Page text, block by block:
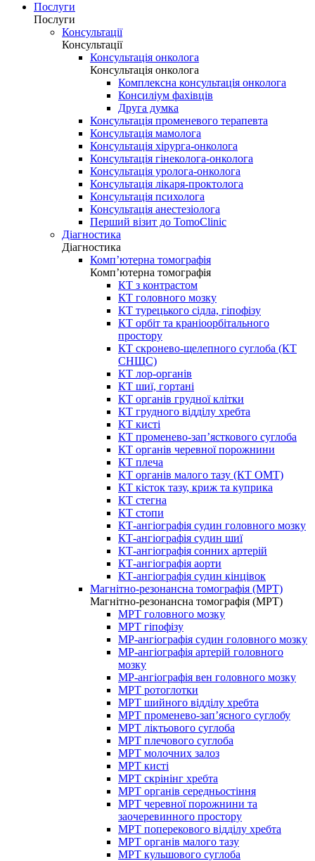
Послуги
Послуги
Консультації
Консультації
Консультація онколога
Консультація онколога
Комплексна консультація онколога
Консиліум фахівців
Друга думка
Консультація променевого терапевта
Консультація мамолога
Консультація хірурга-онколога
Консультація гінеколога-онколога
Консультація уролога-онколога
Консультація лікаря-проктолога
Консультація психолога
Консультація анестезіолога
Перший візит до TomoClinic
Діагностика
Діагностика
Комп’ютерна томографія
Комп’ютерна томографія
КТ з контрастом
КТ головного мозку
КТ турецького сідла, гіпофізу
КТ орбіт та краніоорбітального
простору
КТ скронево-щелепного суглоба (КТ
СНЩС)
КТ лор-органів
КТ шиї, гортані
КТ органів грудної клітки
КТ грудного відділу хребта
КТ кисті
КТ променево-зап’ясткового суглоба
КТ органів черевної порожнини
КТ плеча
КТ органів малого тазу (КТ ОМТ)
КТ кісток тазу, криж та куприка
КТ стегна
КТ стопи
КТ-ангіографія судин головного мозку
КТ-ангіографія судин шиї
КТ-ангіографія сонних артерій
КТ-ангіографія аорти
КТ-ангіографія судин кінцівок
Магнітно-резонансна томографія (МРТ)
Магнітно-резонансна томографія (МРТ)
МРТ головного мозку
МРТ гіпофізу
МР-ангіографія судин головного мозку
МР-ангіографія артерій головного
мозку
МР-ангіографія вен головного мозку
МРТ ротоглотки
МРТ шийного відділу хребта
МРТ променево-зап’ясного суглобу
МРТ ліктьового суглоба
МРТ плечового суглоба
МРТ молочних залоз
МРТ кисті
МРТ скрінінг хребта
МРТ органів середньостіння
МРТ черевної порожнини та
заочеревинного простору
МРТ поперекового відділу хребта
МРТ органів малого тазу
МРТ кульшового суглоба